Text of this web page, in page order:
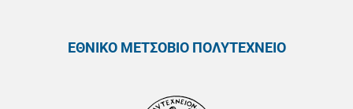
ΕΘΝΙΚΟ ΜΕΤΣΟΒΙΟ ΠΟΛΥΤΕΧΝΕΙΟ